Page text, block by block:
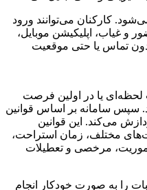
کارکنان می‌توانند ورود
و غیاب، اپلیکیشن موبایل،
تماس یا حتی موقعیت
یا در اولین فرصت
سپس سامانه بر اساس قوانین
می‌کند. این قوانین
مختلف، زمان استراحت،
مرخصی و تعطیلات
را به صورت خودکار انجام